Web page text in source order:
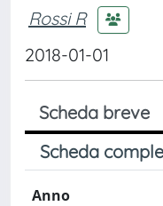
Rossi R
2018-01-01
Scheda breve
Scheda
Anno